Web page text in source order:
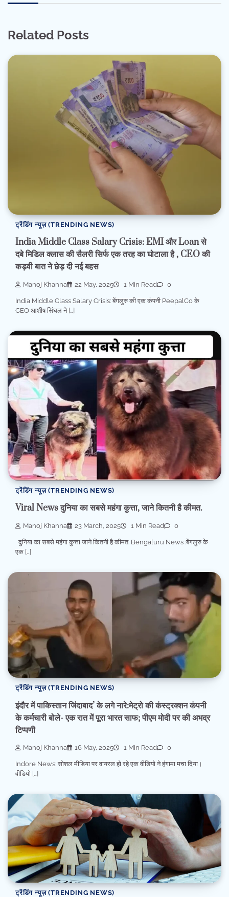
Related Posts
ट्रेंडिंग न्यूज़ (TRENDING NEWS)
India Middle Class Salary Crisis: EMI और Loan से
दबे मिडिल क्लास की सैलरी सिर्फ एक तरह का घोटाला है , CEO की
कड़वी बात ने छेड़ दी नई बहस
Manoj Khanna 22 May, 2025 1 Min Read 0
India Middle Class Salary Crisis: बेंगलुरु की एक कंपनी PeepalCo के
CEO आशीष सिंघल ने […]
ट्रेंडिंग न्यूज़ (TRENDING NEWS)
Viral News दुनिया का सबसे महंगा कुत्ता, जाने कितनी है कीमत.
Manoj Khanna 23 March, 2025 1 Min Read 0
दुनिया का सबसे महंगा कुत्ता जाने कितनी है कीमत. Bengaluru News :बेंगलुरु के
एक […]
ट्रेंडिंग न्यूज़ (TRENDING NEWS)
इंदौर में पाकिस्तान जिंदाबाद’ के लगे नारे:मेट्रो की कंस्ट्रक्शन कंपनी
के कर्मचारी बोले- एक रात में पूरा भारत साफ; पीएम मोदी पर की अभद्र
टिप्पणी
Manoj Khanna 16 May, 2025 1 Min Read 0
Indore News: सोशल मीडिया पर वायरल हो रहे एक वीडियो ने हंगामा मचा दिया।
वीडियो […]
ट्रेंडिंग न्यूज़ (TRENDING NEWS)